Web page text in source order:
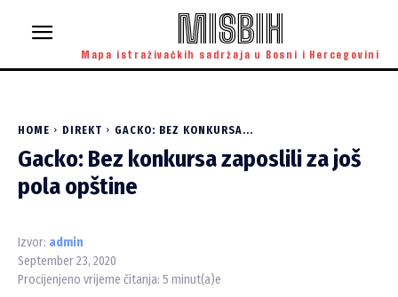
MISBIH
Mapa istraživačkih sadržaja u Bosni i Hercegovini
HOME DIREKT GACKO: BEZ KONKURSA...
Gacko: Bez konkursa zaposlili za još
pola opštine
Izvor: admin
September 23, 2020
Procijenjeno vrijeme čitanja: 5 minut(a)e